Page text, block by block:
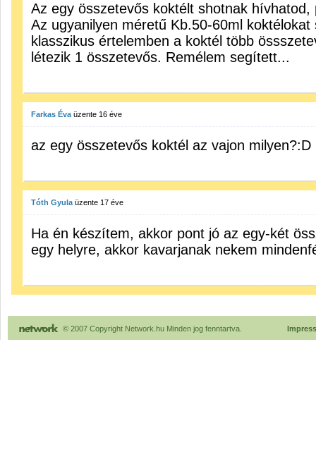
Az egy összetevős koktélt shotnak
Az ugyanilyen méretű Kb.50-60ml
klasszikus értelemben a koktél több
létezik 1 összetevős. Remélem segített...
Farkas Éva üzente 16 éve
az egy összetevős koktél az vajon milyen?:D
Tóth Gyula üzente 17 éve
Ha én készítem, akkor pont jó az egy-két
egy helyre, akkor kavarjanak nekem
© 2007 Copyright Network.hu Minden jog fenntartva.